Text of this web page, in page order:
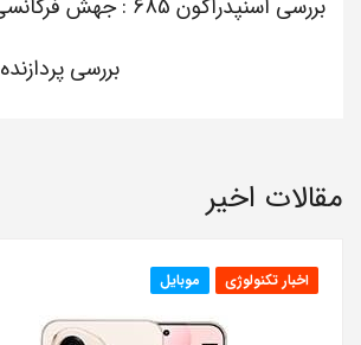
بررسی اسنپدراگون 685 : جهش فرکانسی
بررسی پردازنده Exynos 2400e
مقالات اخیر
اخبار تکنولوژی موبایل